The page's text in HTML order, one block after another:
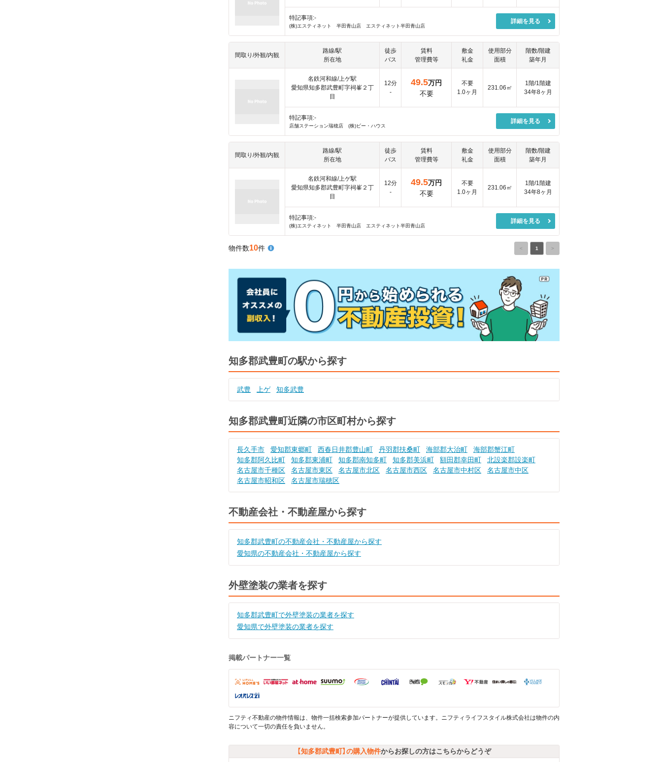
特記事項:-
(株)エスティネット 半田青山店 エスティネット半田青山店
詳細を見る
間取り/外観/内観
路線/駅
所在地
徒歩
バス
賃料
管理費等
敷金
礼金
使用部分
面積
階数/階建
築年月
名鉄河和線/上ゲ駅
愛知県知多郡武豊町字祠峯２丁
目
12分
-
49.5万円
不要
不要
1.0ヶ月
231.06㎡
1階/1階建
34年8ヶ月
特記事項:-
店舗ステーション瑞穂店 (株)ビー・ハウス
詳細を見る
間取り/外観/内観
路線/駅
所在地
徒歩
バス
賃料
管理費等
敷金
礼金
使用部分
面積
階数/階建
築年月
名鉄河和線/上ゲ駅
愛知県知多郡武豊町字祠峯２丁
目
12分
-
49.5万円
不要
不要
1.0ヶ月
231.06㎡
1階/1階建
34年8ヶ月
特記事項:-
(株)エスティネット 半田青山店 エスティネット半田青山店
詳細を見る
物件数10件 < 1 >
知多郡武豊町の駅から探す
武豊 上ゲ 知多武豊
知多郡武豊町近隣の市区町村から探す
長久手市 愛知郡東郷町 西春日井郡豊山町 丹羽郡扶桑町 海部郡大治町
海部郡蟹江町
知多郡阿久比町
知多郡東浦町 知多郡南知多町 知多郡美浜町 額田郡幸田町
北設楽郡設楽町
名古屋市千種区
名古屋市東区 名古屋市北区 名古屋市西区 名古屋市中村区
名古屋市中区
名古屋市昭和区
名古屋市瑞穂区
不動産会社・不動産屋から探す
知多郡武豊町の不動産会社・不動産屋から探す
愛知県の不動産会社・不動産屋から探す
外壁塗装の業者を探す
知多郡武豊町で外壁塗装の業者を探す
愛知県で外壁塗装の業者を探す
掲載パートナー一覧
ニフティ不動産の物件情報は、物件一括検索参加パートナーが提供しています。ニフティライフスタイル株式会社は物件の内
容について一切の責任を負いません。
【知多郡武豊町】の購入物件からお探しの方はこちらからどうぞ